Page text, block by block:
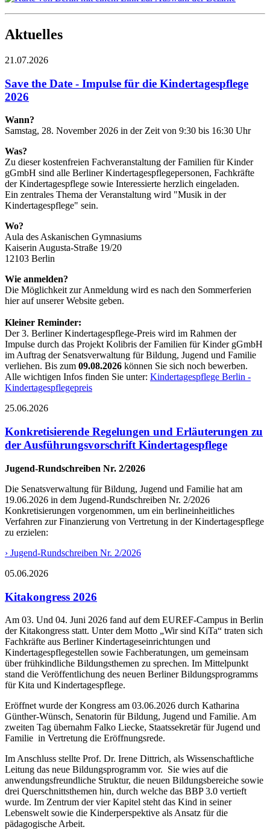
Aktuelles
21.07.2026
Save the Date - Impulse für die Kindertagespflege
2026
Wann?
Samstag, 28. November 2026 in der Zeit von 9:30 bis 16:30 Uhr
Was?
Zu dieser kostenfreien Fachveranstaltung der Familien für Kinder
gGmbH sind alle Berliner Kindertagespflegepersonen, Fachkräfte
der Kindertagespflege sowie Interessierte herzlich eingeladen.
Ein zentrales Thema der Veranstaltung wird "Musik in der
Kindertagespflege" sein.
Wo?
Aula des Askanischen Gymnasiums
Kaiserin Augusta-Straße 19/20
12103 Berlin
Wie anmelden?
Die Möglichkeit zur Anmeldung wird es nach den Sommerferien
hier auf unserer Website geben.
Kleiner Reminder:
Der 3. Berliner Kindertagespflege-Preis wird im Rahmen der
Impulse durch das Projekt Kolibris der Familien für Kinder gGmbH
im Auftrag der Senatsverwaltung für Bildung, Jugend und Familie
verliehen. Bis zum 09.08.2026 können Sie sich noch bewerben.
Alle wichtigen Infos finden Sie unter: Kindertagespflege Berlin -
Kindertagespflegepreis
25.06.2026
Konkretisierende Regelungen und Erläuterungen zu
der Ausführungsvorschrift Kindertagespflege
Jugend-Rundschreiben Nr. 2/2026
Die Senatsverwaltung für Bildung, Jugend und Familie hat am
19.06.2026 in dem Jugend-Rundschreiben Nr. 2/2026
Konkretisierungen vorgenommen, um ein berlineinheitliches
Verfahren zur Finanzierung von Vertretung in der Kindertagespflege
zu erzielen:
› Jugend-Rundschreiben Nr. 2/2026
05.06.2026
Kitakongress 2026
Am 03. Und 04. Juni 2026 fand auf dem EUREF-Campus in Berlin
der Kitakongress statt. Unter dem Motto „Wir sind KiTa“ traten sich
Fachkräfte aus Berliner Kindertageseinrichtungen und
Kindertagespflegestellen sowie Fachberatungen, um gemeinsam
über frühkindliche Bildungsthemen zu sprechen. Im Mittelpunkt
stand die Veröffentlichung des neuen Berliner Bildungsprogramms
für Kita und Kindertagespflege.
Eröffnet wurde der Kongress am 03.06.2026 durch Katharina
Günther-Wünsch, Senatorin für Bildung, Jugend und Familie. Am
zweiten Tag übernahm Falko Liecke, Staatssekretär für Jugend und
Familie in Vertretung die Eröffnungsrede.
Im Anschluss stellte Prof. Dr. Irene Dittrich, als Wissenschaftliche
Leitung das neue Bildungsprogramm vor. Sie wies auf die
anwendungsfreundliche Struktur, die neuen Bildungsbereiche sowie
drei Querschnittsthemen hin, durch welche das BBP 3.0 vertieft
wurde. Im Zentrum der vier Kapitel steht das Kind in seiner
Lebenswelt sowie die Kinderperspektive als Ansatz für die
pädagogische Arbeit.